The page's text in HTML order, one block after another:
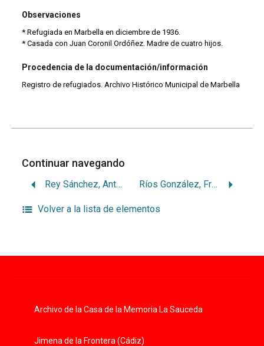
Observaciones
* Refugiada en Marbella en diciembre de 1936.
* Casada con Juan Coronil Ordóñez. Madre de cuatro hijos.
Procedencia de la documentación/información
Registro de refugiados. Archivo Histórico Municipal de Marbella
Continuar navegando
Rey Sánchez, Antonio Ríos González, Francisca
Volver a la lista de elementos
Archivo de la Casa de la Memoria La Sauceda
Jimena de la Frontera (Cádiz)